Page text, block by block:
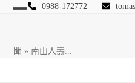
Skip
0988-172772
匯豐國際風險
聞 » 南山人壽...